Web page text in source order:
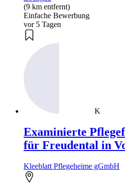
(9 km entfernt)
Einfache Bewerbung
vor 5 Tagen
K
Examinierte
für Freudental in
Kleeblatt Pflegeheime gGmbH